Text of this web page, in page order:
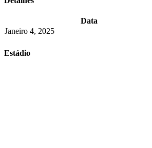
Data
Janeiro 4, 2025
Estádio